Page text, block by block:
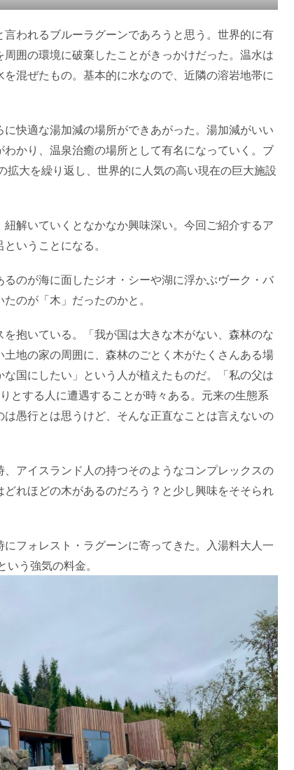
われるブルーラグーンであろうと思う。世界的に有
囲の環境に破棄したことがきっかけだった。温水は
混ぜたもの。基本的に水なので、近隣の溶岩地帯に
快適な湯加減の場所ができあがった。湯加減がいい
かり、温泉治癒の場所として有名になっていく。ブ
大を繰り返し、世界的に人気の高い現在の巨大施設
解いていくとなかなか興味深い。今回ご紹介するア
いうことになる。
のが海に面したジオ・シーや湖に浮かぶヴーク・バ
のが「木」だったのかと。
抱いている。「我が国は大きな木がない、森林のな
地の家の周囲に、森林のごとく木がたくさんある場
国にしたい」という人が植えたものだ。「私の父は
とする人に遭遇することが時々ある。元来の生態系
愚行とは思うけど、そんな正直なことは言えないの
アイスランド人の持つそのようなコンプレックスの
れほどの木があるのだろう？と少し興味をそそられ
フォレスト・ラグーンに寄ってきた。入湯料大人一
う強気の料金。